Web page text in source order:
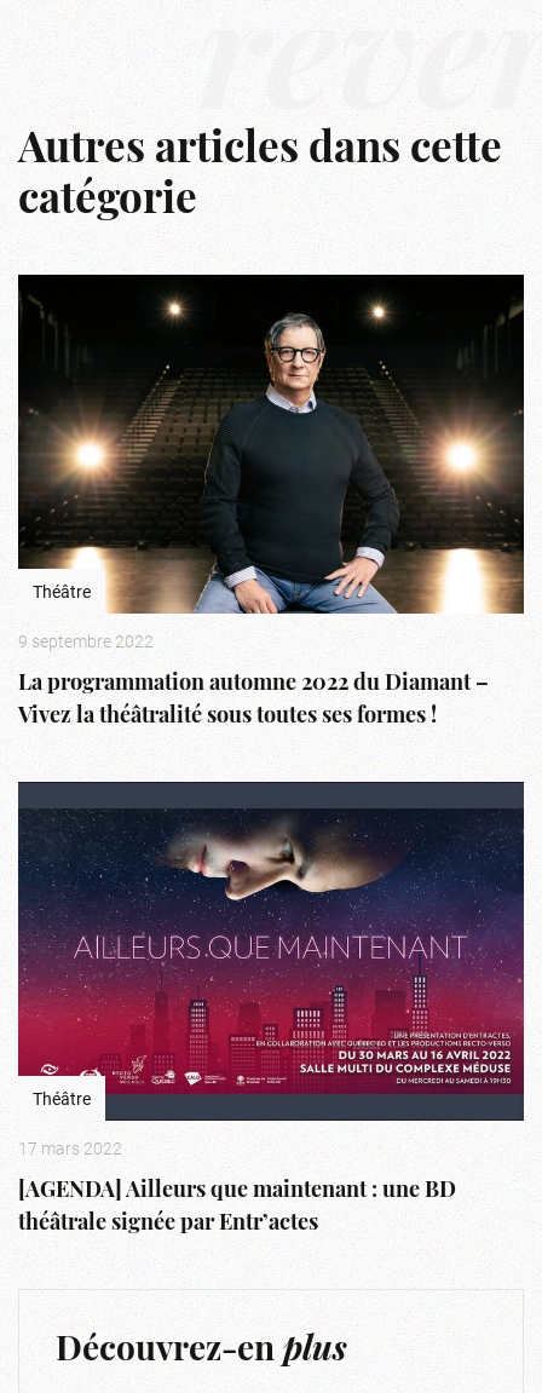
Autres articles dans cette
catégorie
Théâtre
9 septembre 2022
La programmation automne 2022 du Diamant –
Vivez la théâtralité sous toutes ses formes !
Théâtre
17 mars 2022
[AGENDA] Ailleurs que maintenant : une BD
théâtrale signée par Entr’actes
Découvrez-enplus